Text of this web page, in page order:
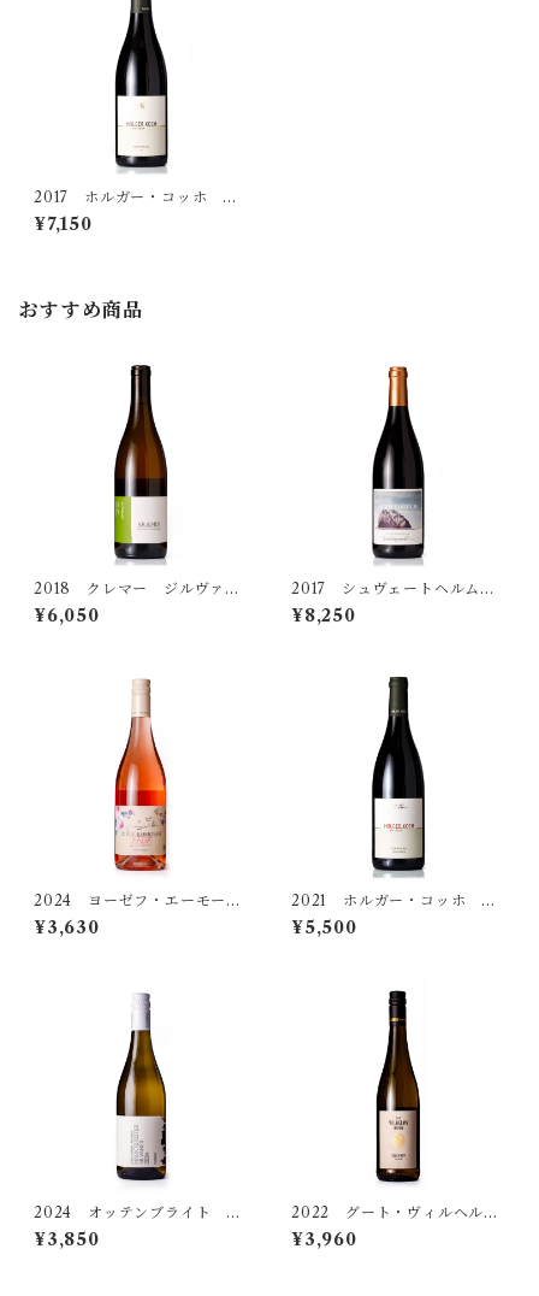
シュヴェートヘルム
シュマハテンベルガー
ホルガー・コッホ
マリー・メンガー・クルーク
ヨーゼフ・エーモーサー
ヨーゼフ・ピンペル
オッテンブライト
イム・ヴァイネック
5,000円（税込）〜7,999円（税込）
8,000円（税込）〜
2017 ホルガー・コッホ ピ
ノ・ノワール トロッケン
セレクション ★
¥7,150
おすすめ商品
2018 クレマー ジルヴァー
ナー アルテレーベン トロ
ッケン
¥6,050
2017 シュヴェートヘルム
シュペートブルグンダー ク
ロスターシュトゥック トロ
¥8,250
2024 ヨーゼフ・エーモーサ
ー ロゼ フォム ツヴァイ
ゲルト
¥3,630
2021 ホルガー・コッホ ビ
ッケンゾーラー ヘレンシュ
トゥック ピノ・ノワール
¥5,500
2024 オッテンブライト ジ
ルヴァーナー マルクトブラ
イト トロッケン
¥3,850
2022 グート・ヴィルヘルム
スベルク ジルヴァーナー
トロッケン
¥3,960